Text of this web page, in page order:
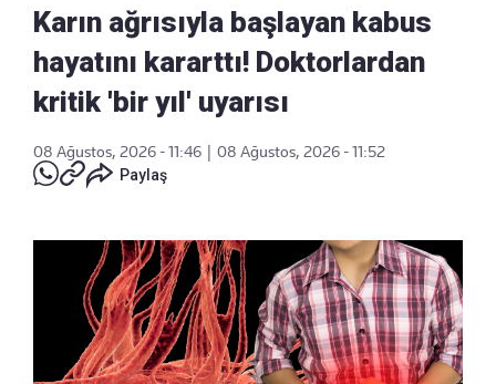
Karın ağrısıyla başlayan kabus
hayatını kararttı! Doktorlardan
kritik 'bir yıl' uyarısı
08 Ağustos, 2026 - 11:46
08 Ağustos, 2026 - 11:52
Paylaş